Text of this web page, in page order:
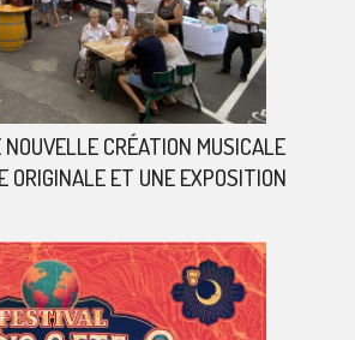
CRÉATION MUSICALE
ORIGINALE ET UNE EXPOSITION